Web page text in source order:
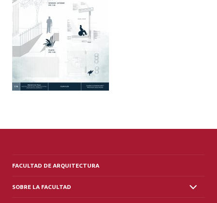
FACULTAD DE ARQUITECTURA
SOBRE LA FACULTAD